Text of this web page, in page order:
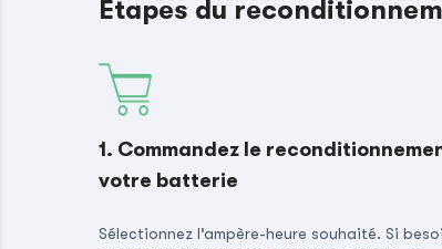
Étapes du
1. Commandez le
votre batterie
Sélectionnez l’ampère-heure souhaité. Si